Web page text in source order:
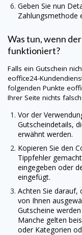
Geben Sie nun
Zahlungsmethode
Was tun, wenn
funktioniert?
Falls ein Gutschein
eoffice24-
folgenden Punkte
Ihrer Seite nichts
Vor der
Gutscheindetails,
erwähnt werden.
Kopieren Sie den
Tippfehler
eingegeben oder
eingefügt.
Achten Sie darauf,
von Ihnen
Gutscheine
Manche gelten
oder Kategorien